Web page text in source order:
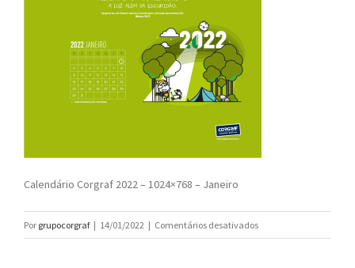
Calendário Corgraf 2022 – 1024×768 – Janeiro
Por grupocorgraf | 14/01/2022 | Comentários desativadosem
Calendário